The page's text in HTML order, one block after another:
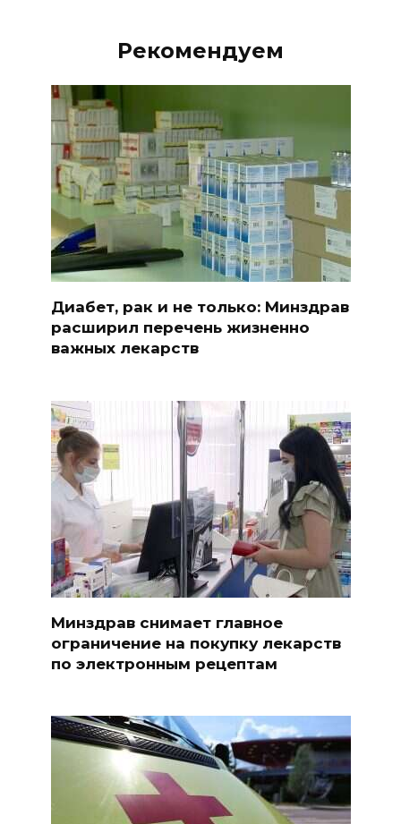
Рекомендуем
Диабет, рак и не только: Минздрав
расширил перечень жизненно
важных лекарств
Минздрав снимает главное
ограничение на покупку лекарств
по электронным рецептам